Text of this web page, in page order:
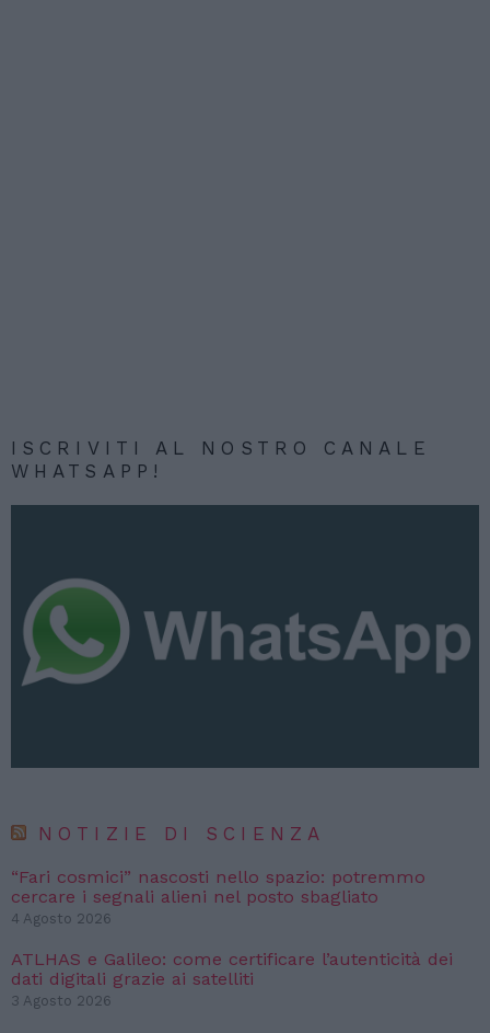
ISCRIVITI AL NOSTRO CANALE
WHATSAPP!
NOTIZIE DI SCIENZA
“Fari cosmici” nascosti nello spazio: potremmo
cercare i segnali alieni nel posto sbagliato
4 Agosto 2026
ATLHAS e Galileo: come certificare l’autenticità dei
dati digitali grazie ai satelliti
3 Agosto 2026